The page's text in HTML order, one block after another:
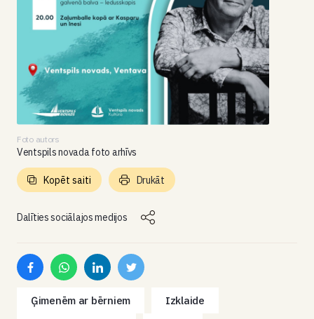
Foto autors
Ventspils novada foto arhīvs
Dalīties sociālajos medijos
Kopēt saiti Drukāt
Ģimenēm ar bērniem
Izklaide